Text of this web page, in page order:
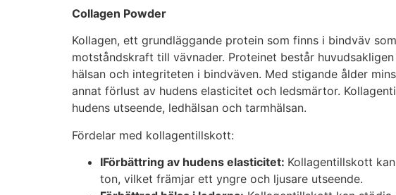
Collagen Powder
Kollagen, ett grundläggande protein som finns i bindväv
motståndskraft till vävnader. Proteinet består
hälsan och integriteten i bindväven. Med stigande ålder
annat förlust av hudens elasticitet och ledsmärtor.
hudens utseende, ledhälsan och tarmhälsan.
Fördelar med kollagentillskott:
IFörbättring av hudens elasticitet: Kollagentillskott
ton, vilket främjar ett yngre och ljusare utseende.